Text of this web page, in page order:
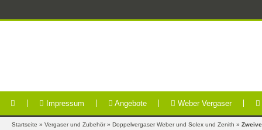
Impressum Angebote Weber Vergaser
Startseite » Vergaser und Zubehör» Doppelvergaser Weber und Solex und Zenith »